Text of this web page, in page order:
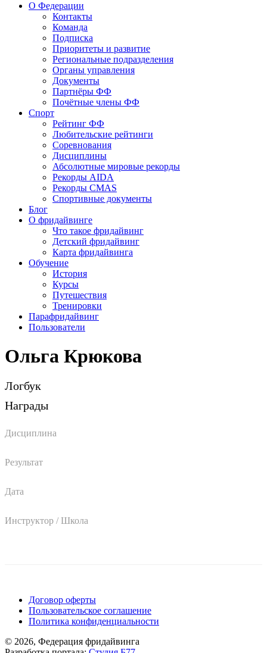
О Федерации
Контакты
Команда
Подписка
Приоритеты и развитие
Региональные подразделения
Органы управления
Документы
Партнёры ФФ
Почётные члены ФФ
Спорт
Рейтинг ФФ
Любительские рейтинги
Соревнования
Дисциплины
Абсолютные мировые рекорды
Рекорды AIDA
Рекорды CMAS
Спортивные документы
Блог
О фридайвинге
Что такое фридайвинг
Детский фридайвинг
Карта фридайвинга
Обучение
История
Курсы
Путешествия
Тренировки
Парафридайвинг
Пользователи
Ольга Крюкова
Логбук
Награды
Дисциплина
Результат
Дата
Инструктор / Школа
Договор оферты
Пользовательское соглашение
Политика конфиденциальности
© 2026, Федерация фридайвинга